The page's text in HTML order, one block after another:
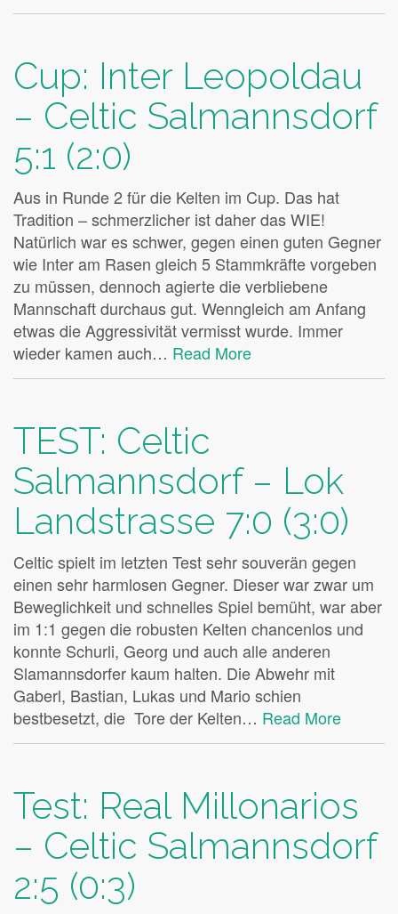
Cup: Inter Leopoldau
– Celtic Salmannsdorf
5:1 (2:0)
Aus in Runde 2 für die Kelten im Cup. Das hat
Tradition – schmerzlicher ist daher das WIE!
Natürlich war es schwer, gegen einen guten Gegner
wie Inter am Rasen gleich 5 Stammkräfte vorgeben
zu müssen, dennoch agierte die verbliebene
Mannschaft durchaus gut. Wenngleich am Anfang
etwas die Aggressivität vermisst wurde. Immer
wieder kamen auch… Read More
TEST: Celtic
Salmannsdorf – Lok
Landstrasse 7:0 (3:0)
Celtic spielt im letzten Test sehr souverän gegen
einen sehr harmlosen Gegner. Dieser war zwar um
Beweglichkeit und schnelles Spiel bemüht, war aber
im 1:1 gegen die robusten Kelten chancenlos und
konnte Schurli, Georg und auch alle anderen
Slamannsdorfer kaum halten. Die Abwehr mit
Gaberl, Bastian, Lukas und Mario schien
bestbesetzt, die Tore der Kelten… Read More
Test: Real Millonarios
– Celtic Salmannsdorf
2:5 (0:3)